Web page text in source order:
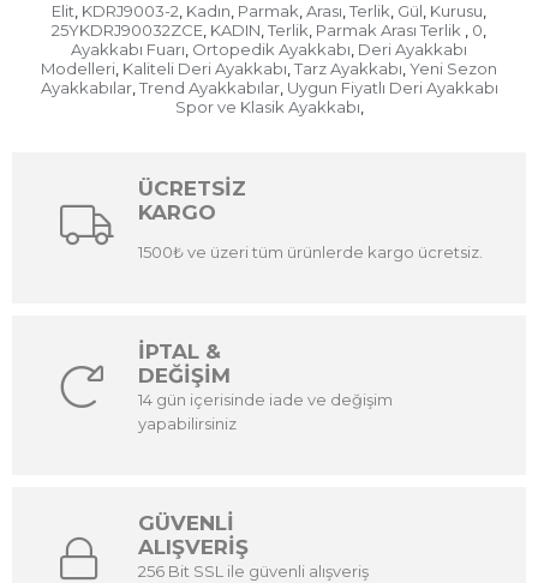
Elit, KDRJ9003-2, Kadın, Parmak, Arası, Terlik, Gül, Kurusu,
25YKDRJ90032ZCE, KADIN, Terlik, Parmak Arası Terlik , 0,
Ayakkabı Fuarı, Ortopedik Ayakkabı, Deri Ayakkabı
Modelleri, Kaliteli Deri Ayakkabı, Tarz Ayakkabı, Yeni Sezon
Ayakkabılar, Trend Ayakkabılar, Uygun Fiyatlı Deri Ayakkabı
Spor ve Klasik Ayakkabı,
ÜCRETSİZ
KARGO
1500₺ ve üzeri tüm ürünlerde kargo ücretsiz.
İPTAL &
DEĞİŞİM
14 gün içerisinde iade ve değişim
yapabilirsiniz
GÜVENLİ
ALIŞVERİŞ
256 Bit SSL ile güvenli alışveriş